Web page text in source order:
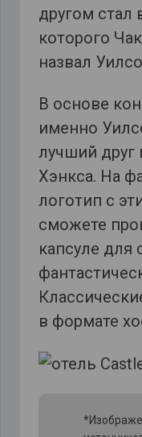
другом
которого
назвал
В основе
именно
лучший друг
Хэнкса. На
логотип с
сможете
капсуле для
в формате